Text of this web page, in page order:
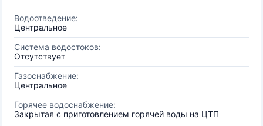
Водоотведение:
Центральное
Система водостоков:
Отсутствует
Газоснабжение:
Центральное
Горячее водоснабжение:
Закрытая с приготовлением горячей воды на ЦТП